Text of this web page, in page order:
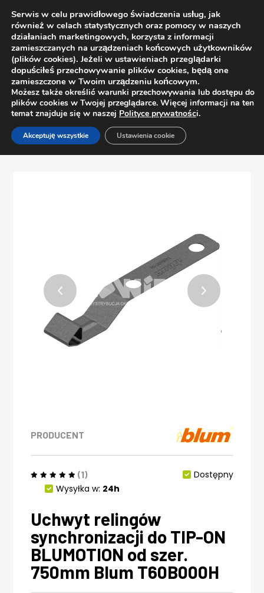
Strona główna Sklep
Szuflady
Uchwyt relingów synchronizacji do TIP-ON BLUMOTION od
PRODUCENT
(1)
Dostępny
Wysyłka w: 24h
Uchwyt relingów
synchronizacji do TIP-ON
BLUMOTION od szer.
750mm Blum T60B000H
Serwis w celu prawidłowego świadczenia usług, jak
również w celach statystycznych oraz pomocy w naszych
działaniach marketingowych, korzysta z informacji
zamieszczanych na urządzeniach końcowych użytkowników
(plików cookies). Jeżeli w ustawieniach przeglądarki
dopuściłeś przechowywanie plików cookies, będą one
zamieszczone w Twoim urządzeniu końcowym.
Możesz także określić warunki przechowywania lub dostępu do
plików cookies w Twojej przeglądarce. Więcej informacji na ten
temat znajduje się w naszej Polityce prywatności.
Akceptuję wszystkie Ustawienia cookie